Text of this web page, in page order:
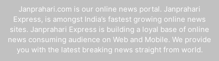
Janprahari.com is our online news portal. Janprahari
Express, is amongst India’s fastest growing online news
sites. Janprahari Express is building a loyal base of online
news consuming audience on Web and Mobile. We provide
you with the latest breaking news straight from world.